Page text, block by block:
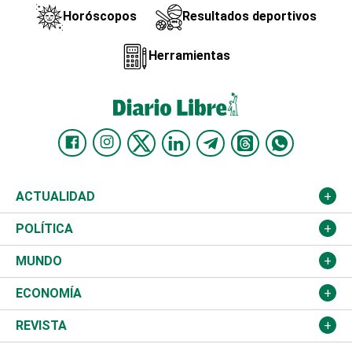
Horóscopos Resultados deportivos
Herramientas
ACTUALIDAD
Nacional
Ciudad
Educación
Salud
POLÍTICA
Partidos
JCE
TSE
MUNDO
Estados Unidos
América Latina
ECONOMÍA
Finanzas
REVISTA